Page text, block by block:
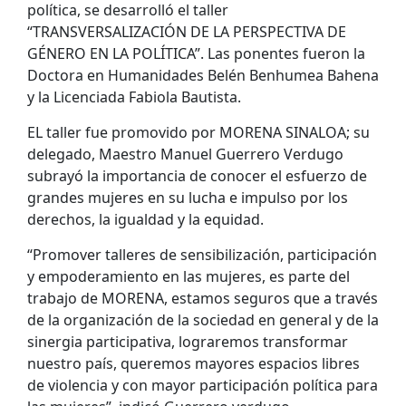
política, se desarrolló el taller
“TRANSVERSALIZACIÓN DE LA PERSPECTIVA DE
GÉNERO EN LA POLÍTICA”. Las ponentes fueron la
Doctora en Humanidades Belén Benhumea Bahena
y la Licenciada Fabiola Bautista.
EL taller fue promovido por MORENA SINALOA; su
delegado, Maestro Manuel Guerrero Verdugo
subrayó la importancia de conocer el esfuerzo de
grandes mujeres en su lucha e impulso por los
derechos, la igualdad y la equidad.
“Promover talleres de sensibilización, participación
y empoderamiento en las mujeres, es parte del
trabajo de MORENA, estamos seguros que a través
de la organización de la sociedad en general y de la
sinergia participativa, lograremos transformar
nuestro país, queremos mayores espacios libres
de violencia y con mayor participación política para